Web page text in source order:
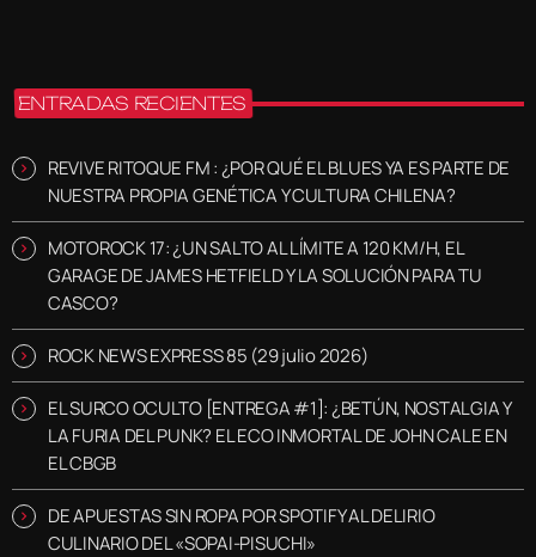
ENTRADAS RECIENTES
REVIVE RITOQUE FM : ¿POR QUÉ EL BLUES YA ES PARTE DE
NUESTRA PROPIA GENÉTICA Y CULTURA CHILENA?
MOTOROCK 17: ¿UN SALTO AL LÍMITE A 120 KM/H, EL
GARAGE DE JAMES HETFIELD Y LA SOLUCIÓN PARA TU
CASCO?
ROCK NEWS EXPRESS 85 (29 julio 2026)
EL SURCO OCULTO [ENTREGA #1]: ¿BETÚN, NOSTALGIA Y
LA FURIA DEL PUNK? EL ECO INMORTAL DE JOHN CALE EN
EL CBGB
DE APUESTAS SIN ROPA POR SPOTIFY AL DELIRIO
CULINARIO DEL «SOPAI-PISUCHI»